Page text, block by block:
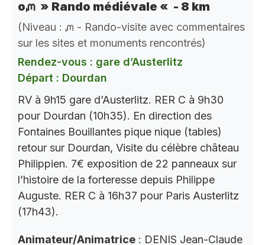
oᘻ » Rando médiévale « - 8 km
(Niveau : ᘻ - Rando-visite avec commentaires
sur les sites et monuments rencontrés)
Rendez-vous : gare d’Austerlitz
Départ : Dourdan
RV à 9h15 gare d’Austerlitz. RER C à 9h30
pour Dourdan (10h35). En direction des
Fontaines Bouillantes pique nique (tables)
retour sur Dourdan, Visite du célèbre château
Philippien. 7€ exposition de 22 panneaux sur
l’histoire de la forteresse depuis Philippe
Auguste. RER C à 16h37 pour Paris Austerlitz
(17h43).
Animateur/Animatrice : DENIS Jean-Claude